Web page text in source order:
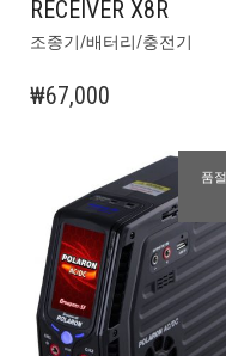
RECEIVER X8R
조종기/배터리/충전기
₩67,000
품절